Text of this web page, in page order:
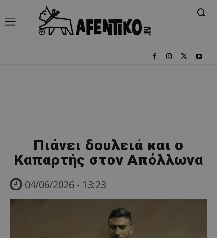
Πιάνει δουλειά και ο
Καπαρτής στον Απόλλωνα
04/06/2026 - 13:23